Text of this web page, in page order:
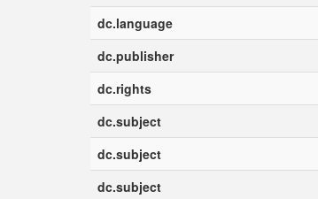
dc.language
dc.publisher
dc.rights
dc.subject
dc.subject
dc.subject